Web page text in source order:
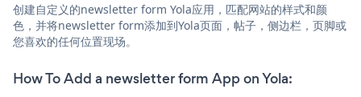
创建自定义的newsletter form Yola应用，匹配网站的样式和颜
色，并将newsletter form添加到Yola页面，帖子，侧边栏，页脚或
您喜欢的任何位置现场。
How To Add a newsletter form App on Yola: